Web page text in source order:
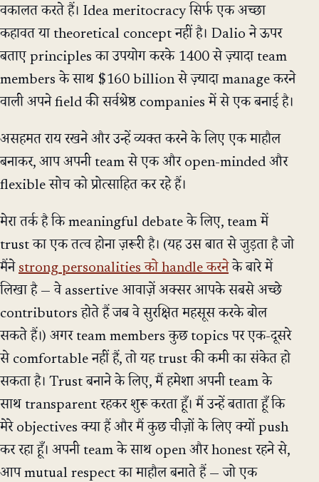
वकालत करते हैं। Idea meritocracy सिर्फ एक अच्छा
कहावत या theoretical concept नहीं है। Dalio ने ऊपर
बताए principles का उपयोग करके 1400 से ज़्यादा team
members के साथ $160 billion से ज़्यादा manage करने
वाली अपने field की सर्वश्रेष्ठ companies में से एक बनाई है।
असहमत राय रखने और उन्हें व्यक्त करने के लिए एक माहौल
बनाकर, आप अपनी team से एक और open-minded और
flexible सोच को प्रोत्साहित कर रहे हैं।
मेरा तर्क है कि meaningful debate के लिए, team में
trust का एक तत्व होना ज़रूरी है। (यह उस बात से जुड़ता है जो
मैंने strong personalities को handle करने के बारे में
लिखा है — वे assertive आवाज़ें अक्सर आपके सबसे अच्छे
contributors होते हैं जब वे सुरक्षित महसूस करके बोल
सकते हैं।) अगर team members कुछ topics पर एक-दूसरे
से comfortable नहीं हैं, तो यह trust की कमी का संकेत हो
सकता है। Trust बनाने के लिए, मैं हमेशा अपनी team के
साथ transparent रहकर शुरू करता हूँ। मैं उन्हें बताता हूँ कि
मेरे objectives क्या हैं और मैं कुछ चीज़ों के लिए क्यों push
कर रहा हूँ। अपनी team के साथ open और honest रहने से,
आप mutual respect का माहौल बनाते हैं — जो एक